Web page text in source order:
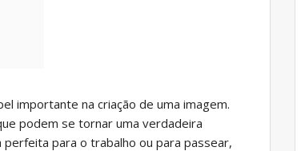
importante na criação de uma imagem.
podem se tornar uma verdadeira
para o trabalho ou para passear,